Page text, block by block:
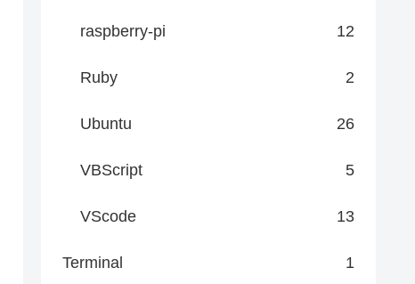
raspberry-pi 12
Ruby 2
Ubuntu 26
VBScript 5
VScode 13
Terminal 1